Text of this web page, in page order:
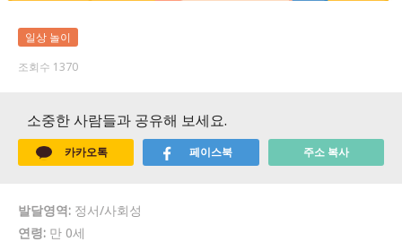
일상 놀이
조회수 1370
소중한 사람들과 공유해 보세요.
카카오톡 페이스북 주소 복사
발달영역: 정서/사회성
연령: 만 0세